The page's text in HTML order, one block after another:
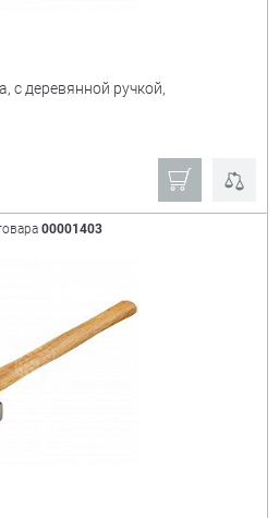
с деревянной ручкой,
00001403